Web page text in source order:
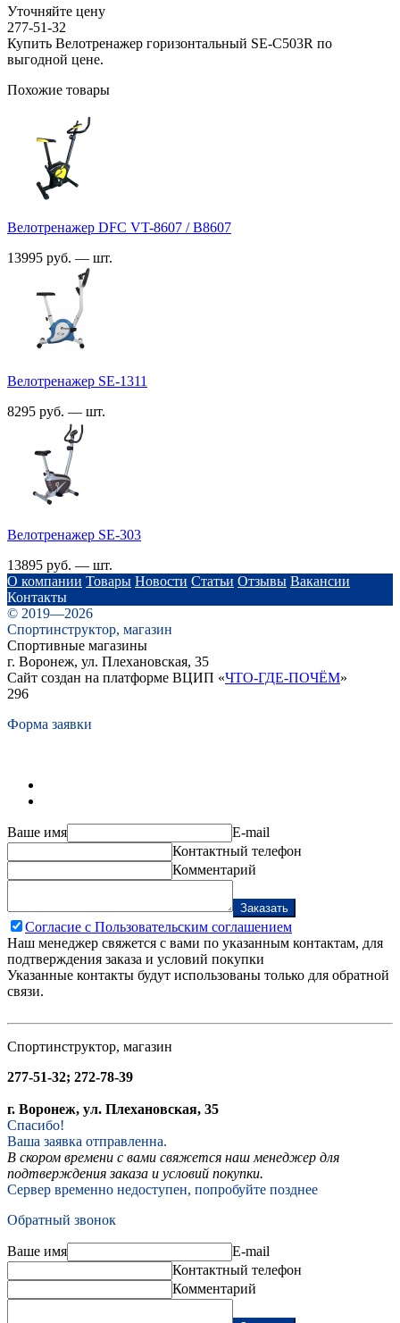
Уточняйте цену
277-51-32
Купить Велотренажер горизонтальный SE-C503R по
выгодной цене.
Похожие товары
Велотренажер DFC VT-8607 / B8607
13995 руб. — шт.
Велотренажер SE-1311
8295 руб. — шт.
Велотренажер SE-303
13895 руб. — шт.
О компании Товары Новости Статьи Отзывы Вакансии
Контакты
© 2019—2026
Спортинструктор, магазин
Спортивные магазины
г. Воронеж, ул. Плехановская, 35
Сайт создан на платформе ВЦИП «ЧТО-ГДЕ-ПОЧЁМ»
296
Форма заявки
Ваше имя
E-mail
Контактный телефон
Комментарий
Заказать
Согласие с Пользовательским соглашением
Наш менеджер свяжется с вами по указанным контактам, для
подтверждения заказа и условий покупки
Указанные контакты будут использованы только для обратной
связи.
Спортинструктор, магазин
277-51-32; 272-78-39
г. Воронеж, ул. Плехановская, 35
Спасибо!
Ваша заявка отправленна.
В скором времени с вами свяжется наш менеджер для
подтверждения заказа и условий покупки.
Сервер временно недоступен, попробуйте позднее
Обратный звонок
Ваше имя
E-mail
Контактный телефон
Комментарий